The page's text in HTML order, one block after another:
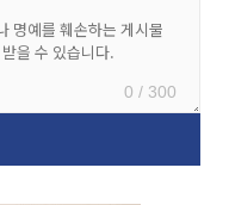
0 / 300